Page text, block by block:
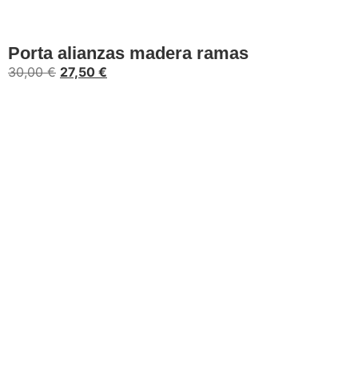
Porta alianzas madera ramas
30,00€ 27,50 €